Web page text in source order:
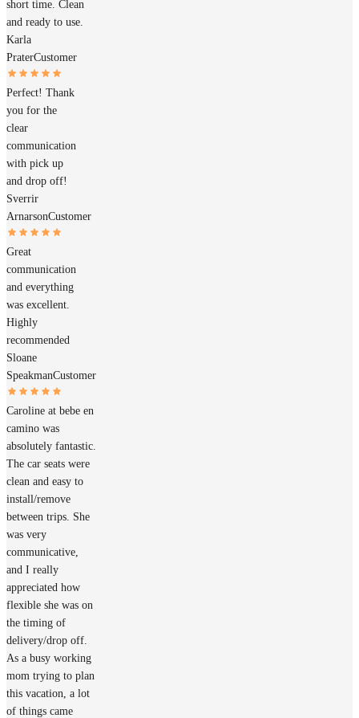
short time. Clean
and ready to use.
Karla
PraterCustomer
Perfect! Thank
you for the
clear
communication
with pick up
and drop off!
Sverrir
ArnarsonCustomer
Great
communication
and everything
was excellent.
Highly
recommended
Sloane
SpeakmanCustomer
Caroline at bebe en
camino was
absolutely fantastic.
The car seats were
clean and easy to
install/remove
between trips. She
was very
communicative,
and I really
appreciated how
flexible she was on
the timing of
delivery/drop off.
As a busy working
mom trying to plan
this vacation, a lot
of things came